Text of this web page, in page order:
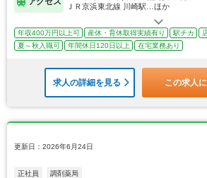
ＪＲ京浜東北線 川崎駅…ほか
年収400万円以上可 産休・育休取得実績有り 駅チカ
夏～秋入職可
年間休日120日以上 在宅業務あり
求人の詳細を見る この求人
更新日：2026年6月24日
正社員 調剤薬局